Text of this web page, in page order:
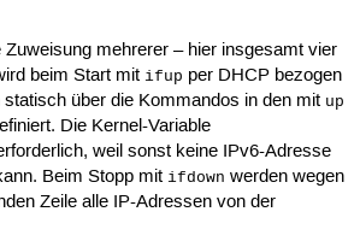
mehrerer – hier insgesamt vier
beim Start mit ifup per DHCP bezogen
über die Kommandos in den mit up
Die Kernel-Variable
weil sonst keine IPv6-Adresse
Beim Stopp mit ifdown werden wegen
Zeile alle IP-Adressen von der